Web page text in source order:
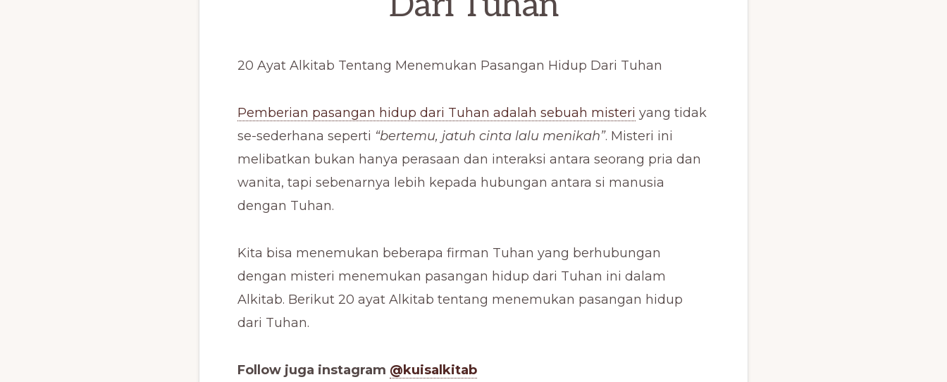
20 Ayat Alkitab Tentang Menemukan Pasangan Hidup Dari Tuhan
Pemberian pasangan hidup dari Tuhan adalah sebuah misteri yang tidak
se-sederhana seperti “bertemu, jatuh cinta lalu menikah”. Misteri ini
melibatkan bukan hanya perasaan dan interaksi antara seorang pria dan
wanita, tapi sebenarnya lebih kepada hubungan antara si manusia
dengan Tuhan.
Kita bisa menemukan beberapa firman Tuhan yang berhubungan
dengan misteri menemukan pasangan hidup dari Tuhan ini dalam
Alkitab. Berikut 20 ayat Alkitab tentang menemukan pasangan hidup
dari Tuhan.
Follow juga instagram @kuisalkitab